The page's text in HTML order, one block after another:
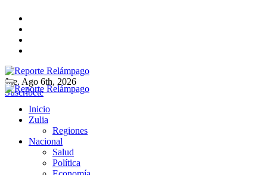
contenido
Reporte Relámpago
Claridad y rigor en cada noticia
Jue. Ago 6th, 2026
Suscríbete
Reporte Relámpago
Claridad y rigor en cada noticia
Inicio
Zulia
Regiones
Nacional
Salud
Política